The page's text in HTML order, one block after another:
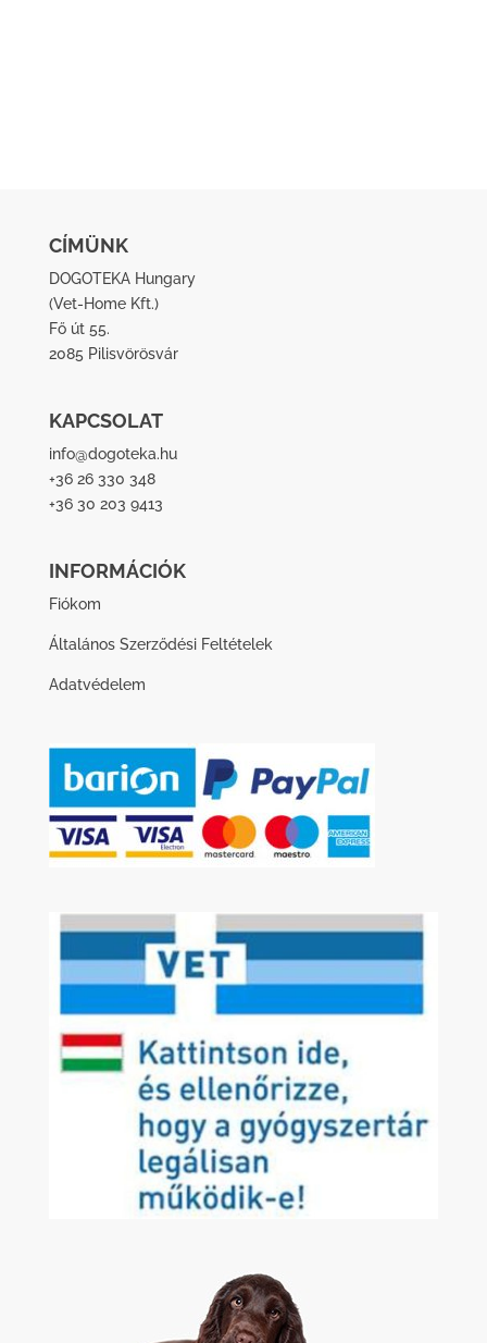
CÍMÜNK
DOGOTEKA Hungary
(Vet-Home Kft.)
Fő út 55.
2085 Pilisvörösvár
KAPCSOLAT
info@dogoteka.hu
+36 26 330 348
+36 30 203 9413
INFORMÁCIÓK
Fiókom
Általános Szerződési Feltételek
Adatvédelem